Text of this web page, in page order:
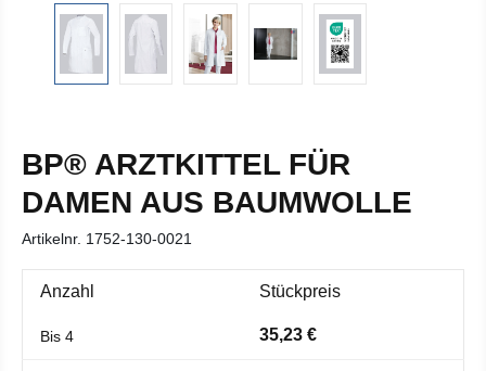
BP® ARZTKITTEL FÜR
DAMEN AUS BAUMWOLLE
Artikelnr. 1752-130-0021
Anzahl Stückpreis
Bis 4 35,23 €